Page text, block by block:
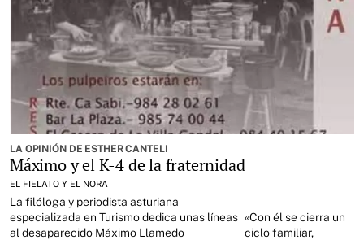
LA OPINIÓN DE ESTHER CANTELI
Máximo y el K-4 de la fraternidad
EL FIELATO Y EL NORA
La filóloga y periodista asturiana
especializada en Turismo dedica unas líneas
al desaparecido Máximo Llamedo
«Con él se cierra un
ciclo familiar,